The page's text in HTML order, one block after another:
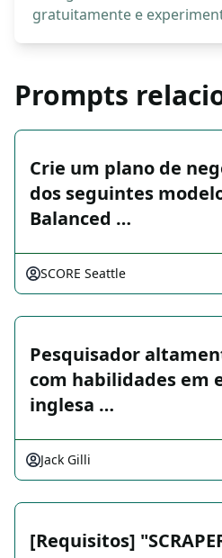
gratuitamente e
Prompts
Crie um plano de
dos seguintes
Balanced …
SCORE Seattle
Pesquisador
com habilidades em
inglesa …
Jack Gilli
[Requisitos]